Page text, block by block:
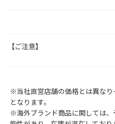
【ご注意】
※当社直営店舗の価格とは異な
となります。
※海外ブランド商品に関しては